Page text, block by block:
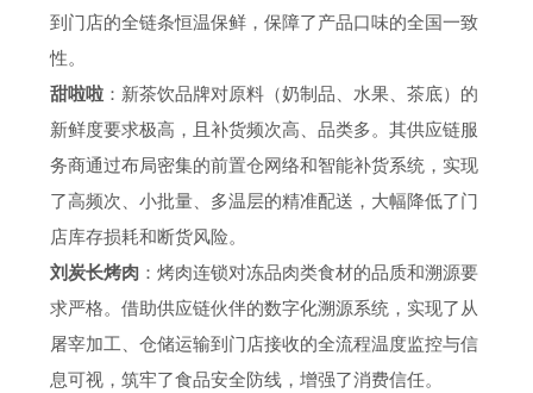
到门店的全链条恒温保鲜，保障了产品口味的全国一致
性。
甜啦啦 ：新茶饮品牌对原料（奶制品、水果、茶底）的
新鲜度要求极高，且补货频次高、品类多。其供应链服
务商通过布局密集的前置仓网络和智能补货系统，实现
了高频次、小批量、多温层的精准配送，大幅降低了门
店库存损耗和断货风险。
刘炭长烤肉 ：烤肉连锁对冻品肉类食材的品质和溯源要
求严格。借助供应链伙伴的数字化溯源系统，实现了从
屠宰加工、仓储运输到门店接收的全流程温度监控与信
息可视，筑牢了食品安全防线，增强了消费信任。